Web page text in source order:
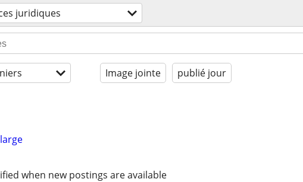
juridiques
Image jointe publié jour
when new postings are available